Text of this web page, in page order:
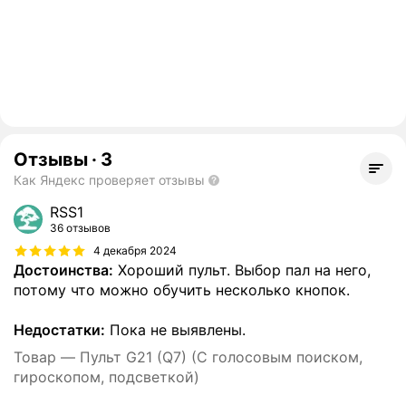
Отзывы · 3
Как Яндекс проверяет отзывы
RSS1
36 отзывов
4 декабря 2024
Достоинства: Хороший пульт. Выбор пал на него,
потому что можно обучить несколько кнопок.
Недостатки: Пока не выявлены.
Товар — Пульт G21 (Q7) (C голосовым поиском,
гироскопом, подсветкой)